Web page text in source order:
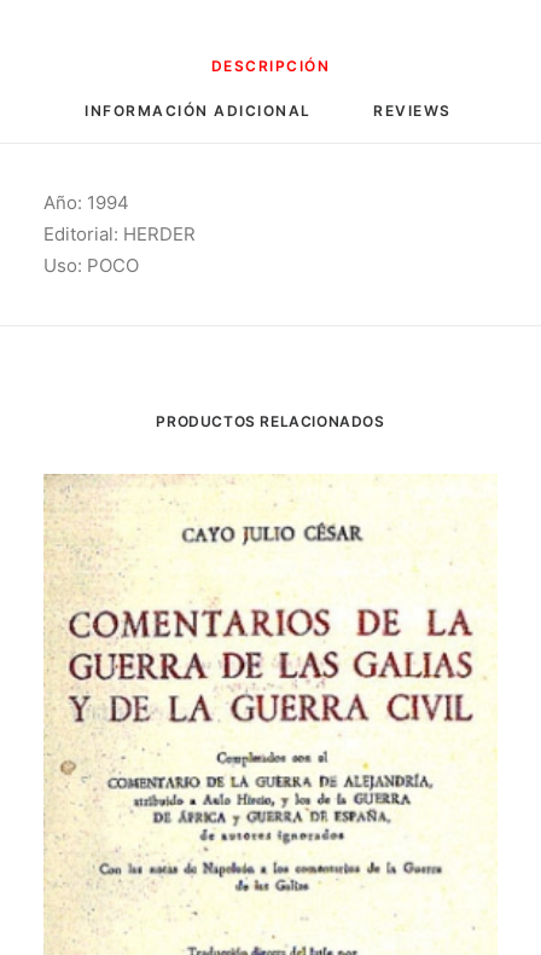
DESCRIPCIÓN
INFORMACIÓN ADICIONAL REVIEWS
Año: 1994
Editorial: HERDER
Uso: POCO
PRODUCTOS RELACIONADOS